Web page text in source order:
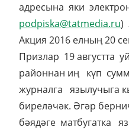
адресына яки
podpiska@tatmedia.ru)
Акция 2016 елның 20
Призлар 19 августта
районнан иң күп
журналга язылучыга
биреләчәк. Әгәр
бәядәге матбугатка